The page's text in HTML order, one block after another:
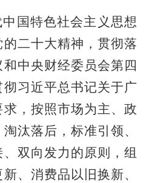
国特色社会主义思想
二十大精神，贯彻落
中央财经委员会第四
习近平总书记关于广
，按照市场为主、政
汰落后，标准引领、
双向发力的原则，组
、消费品以旧换新、